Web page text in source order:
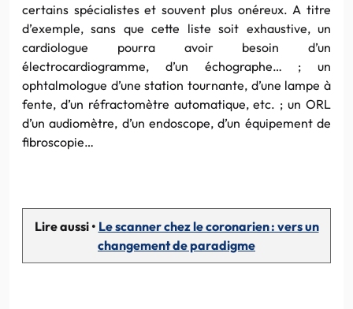
certains spécialistes et souvent plus onéreux. A titre
d’exemple, sans que cette liste soit exhaustive, un
cardiologue pourra avoir besoin d’un
électrocardiogramme, d’un échographe… ; un
ophtalmologue d’une station tournante, d’une lampe à
fente, d’un réfractomètre automatique, etc. ; un ORL
d’un audiomètre, d’un endoscope, d’un équipement de
fibroscopie…
Lire aussi • Le scanner chez le coronarien : vers un
changement de paradigme